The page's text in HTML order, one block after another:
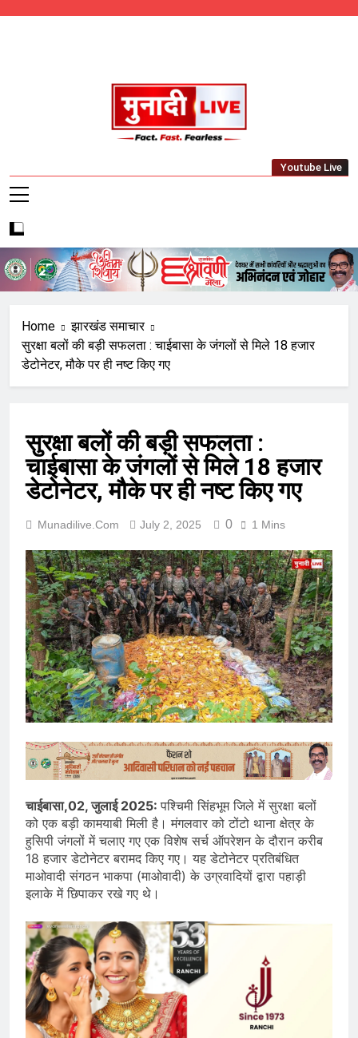
Munadi Live – Jharkhand's Leading Local
Youtube Live
Home
झारखंड समाचार
सुरक्षा बलों की बड़ी सफलता : चाईबासा के जंगलों से मिले 18 हजार
डेटोनेटर, मौके पर ही नष्ट किए गए
सुरक्षा बलों की बड़ी सफलता :
चाईबासा के जंगलों से मिले 18 हजार
डेटोनेटर, मौके पर ही नष्ट किए गए
Munadilive.com July 2, 2025 0 1 Mins
चाईबासा,02, जुलाई 2025:पश्चिमी सिंहभूम जिले में सुरक्षा बलों
को एक बड़ी कामयाबी मिली है। मंगलवार को टोंटो थाना क्षेत्र के
हुसिपी जंगलों में चलाए गए एक विशेष सर्च ऑपरेशन के दौरान करीब
18 हजार डेटोनेटर बरामद किए गए। यह डेटोनेटर प्रतिबंधित
माओवादी संगठन भाकपा (माओवादी) के उग्रवादियों द्वारा पहाड़ी
इलाके में छिपाकर रखे गए थे।